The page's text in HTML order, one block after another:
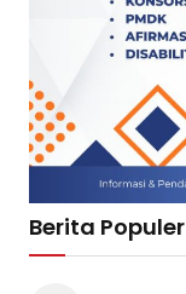
Berita Populer